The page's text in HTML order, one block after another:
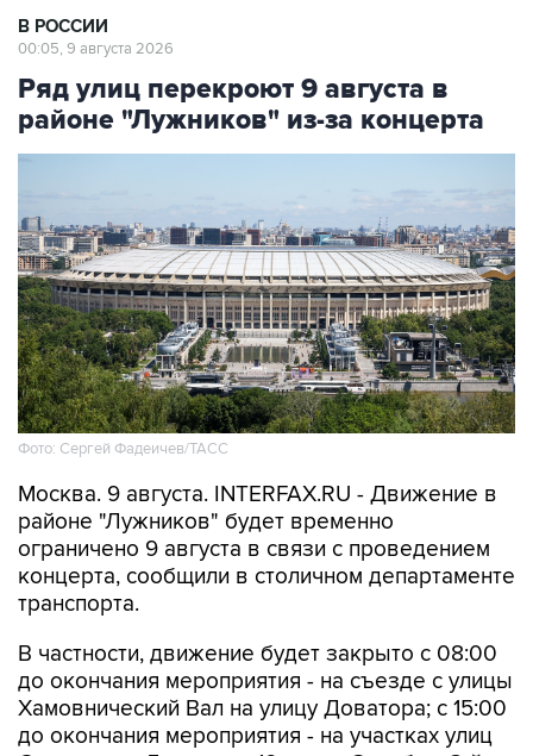
Ряд улиц перекроют 9 августа в
районе "Лужников" из-за концерта
Фото: Сергей Фадеичев/ТАСС
Москва. 9 августа. INTERFAX.RU - Движение в
ограничено 9 августа в связи с проведением
концерта, сообщили в столичном департаменте
транспорта.
В частности, движение будет закрыто с 08:00
Хамовнический Вал на улицу Доватора; с 15:00
до окончания мероприятия - на участках улиц
Савельева, Доватора, 10-летия Октября, 3-й
Фрунзенской, Ефремова и Трубецкой, в